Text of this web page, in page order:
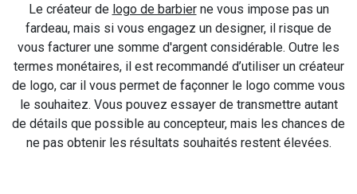
Le créateur de logo de barbierne vous impose pas un
fardeau, mais si vous engagez un designer, il risque de
vous facturer une somme d'argent considérable. Outre les
termes monétaires, il est recommandé d’utiliser un créateur
de logo, car il vous permet de façonner le logo comme vous
le souhaitez. Vous pouvez essayer de transmettre autant
de détails que possible au concepteur, mais les chances de
ne pas obtenir les résultats souhaités restent élevées.